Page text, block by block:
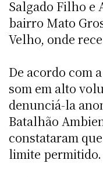
Salgado Filho e
bairro Mato
Velho, onde
De acordo com
som em alto
denunciá-la
Batalhão
constataram
limite permitido.